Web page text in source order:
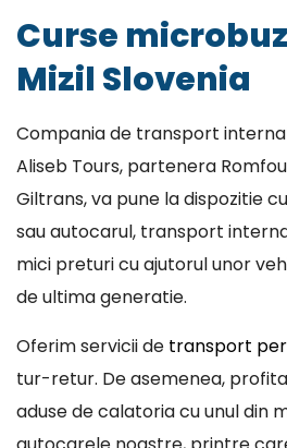
Curse microbuz
Mizil Slovenia
Compania de transport
Aliseb Tours, partenera
Giltrans, va pune la dispozitie
sau autocarul, transport
mici preturi cu ajutorul unor
de ultima generatie.
Oferim servicii de transport
tur-retur. De asemenea,
aduse de calatoria cu unul din